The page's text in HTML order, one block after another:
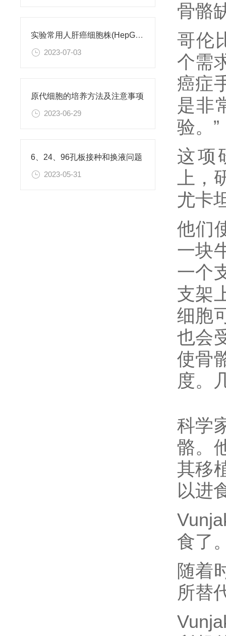
实验常用人肝癌细胞株(HepG2/Hep3B,HuH-7,MHCC97H,PLC/PRF/5)怎么选？
2023-07-03
原代细胞的培养方法及注意事项
2023-06-29
6、24、96孔板接种和换液问题
2023-05-31
骨骼
哥伦
个需
癌症
是非
验。”
这项
上
尤卡
他们
一块
一个
支架
细胞
也会
使骨
度。
科学
骼。
其移
以进
食了
随着
所替